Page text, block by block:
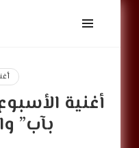
أغنية
بآب”